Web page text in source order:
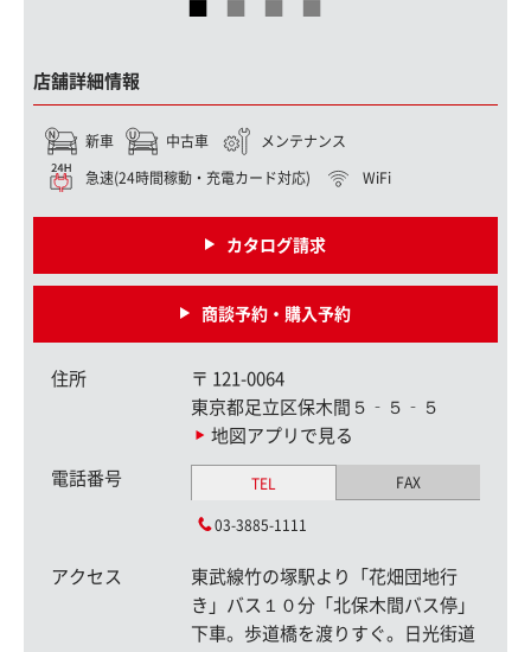
店舗詳細情報
新車 中古車 メンテナンス
急速(24時間稼動・充電カード対応) WiFi
カタログ請求
商談予約・購入予約
住所 〒 121-0064
東京都足立区保木間５‐５‐５
地図アプリで見る
電話番号 TEL FAX
03-3885-1111
アクセス
東武線竹の塚駅より「花畑団地行
き」バス１０分「北保木間バス停」
下車。歩道橋を渡りすぐ。日光街道